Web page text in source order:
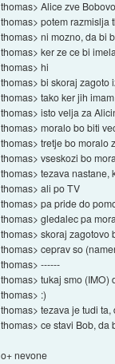
thomas> Alice zve
thomas> potem razmislja
thomas> ni mozno, da bi
thomas> ker ze ce bi
thomas> hi
thomas> bi skoraj zagoto
thomas> tako ker jih
thomas> isto velja za
thomas> moralo bo biti
thomas> tretje bo moralo
thomas> vseskozi bo
thomas> tezava nastane,
thomas> ali po TV
thomas> pa pride do
thomas> gledalec pa
thomas> skoraj zagotovo
thomas> ceprav so
thomas> ------
thomas> tukaj smo
thomas> :)
thomas> tezava je tudi
thomas> ce stavi Bob, da
o+ nevone